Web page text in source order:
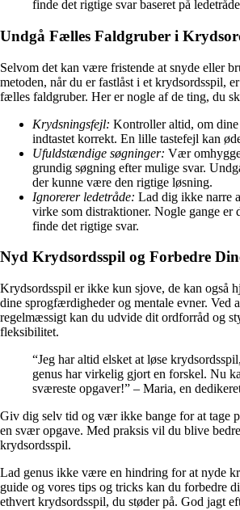
finde det rigtige svar baseret på
Undgå Fælles Faldgruber i
Selvom det kan være fristende at snyde eller
metoden, når du er fastlåst i et krydsordsspil,
fælles faldgruber. Her er nogle af de ting, du
Krydsningsfejl: Kontroller altid, om
indtastet korrekt. En lille tastefejl kan
Ufuldstændige søgninger: Vær
grundig søgning efter mulige svar.
der kunne være den rigtige løsning.
Ignorerer ledetråde: Lad dig ikke narre
virke som distraktioner. Nogle gange er
finde det rigtige svar.
Nyd Krydsordsspil og Forbedre
Krydsordsspil er ikke kun sjove, de kan også
dine sprogfærdigheder og mentale evner. Ved
regelmæssigt kan du udvide dit ordforråd og
fleksibilitet.
“Jeg har altid elsket at løse
genus har virkelig gjort en forskel. Nu
sværeste opgaver!” – Maria, en
Giv dig selv tid og vær ikke bange for at tage
en svær opgave. Med praksis vil du blive
krydsordsspil.
Lad genus ikke være en hindring for at nyde
guide og vores tips og tricks kan du forbedre
ethvert krydsordsspil, du støder på. God jagt